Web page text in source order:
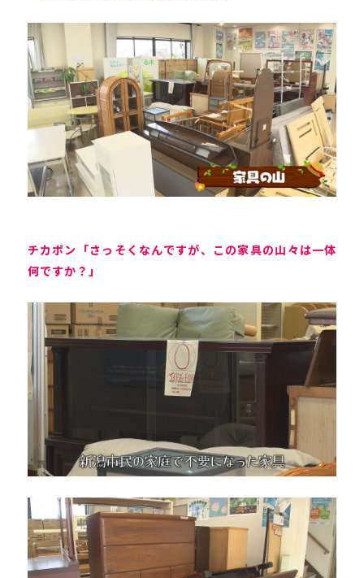
チカポン「さっそくなんですが、この家具の山々は一体
何ですか？」